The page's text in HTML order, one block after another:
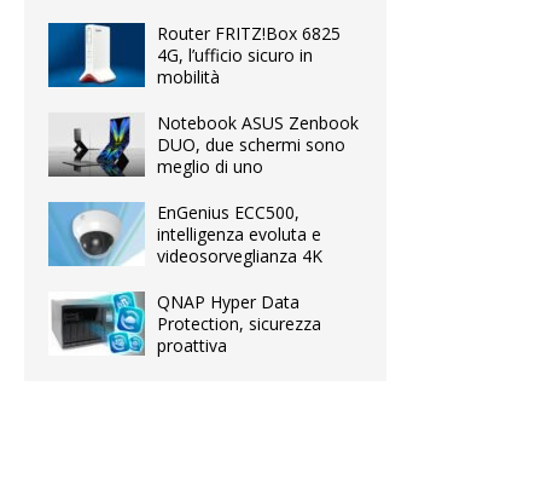
Router FRITZ!Box 6825
4G, l’ufficio sicuro in
mobilità
Notebook ASUS Zenbook
DUO, due schermi sono
meglio di uno
EnGenius ECC500,
intelligenza evoluta e
videosorveglianza 4K
QNAP Hyper Data
Protection, sicurezza
proattiva